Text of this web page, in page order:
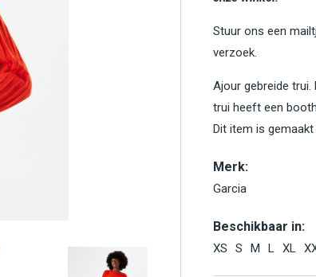
Stuur ons een
verzoek.
Ajour gebreide trui.
trui heeft een
Dit item is gemaakt
Merk:
Garcia
Beschikbaar in:
XS S M L XL